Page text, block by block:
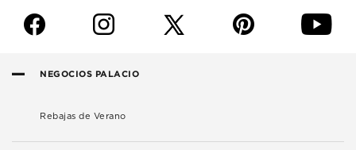
f i p y
NEGOCIOS PALACIO
Rebajas de Verano